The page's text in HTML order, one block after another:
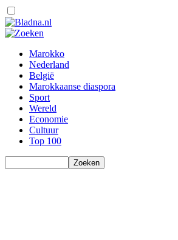
Marokko
Nederland
België
Marokkaanse diaspora
Sport
Wereld
Economie
Cultuur
Top 100